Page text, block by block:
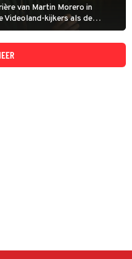
van Martin Morero in
Videoland-kijkers als de
krijgen kijkers geen genoeg
nog even een duit in